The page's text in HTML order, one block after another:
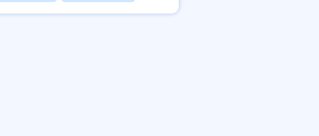
あり